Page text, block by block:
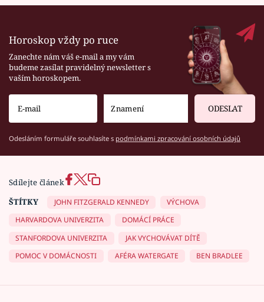
Horoskop vždy po ruce
Zanechte nám váš e-mail a my vám
budeme zasílat pravidelný newsletter s
vaším horoskopem.
ODESLAT
Odesláním formuláře souhlasíte s podmínkami zpracování osobních údajů
Sdílejte článek
ŠTÍTKY
JOHN FITZGERALD KENNEDY
VÝCHOVA
HARVARDOVA UNIVERZITA
DOMÁCÍ PRÁCE
STANFORDOVA UNIVERZITA
JAK VYCHOVÁVAT DÍTĚ
POMOC V DOMÁCNOSTI
AFÉRA WATERGATE BEN BRADLEE